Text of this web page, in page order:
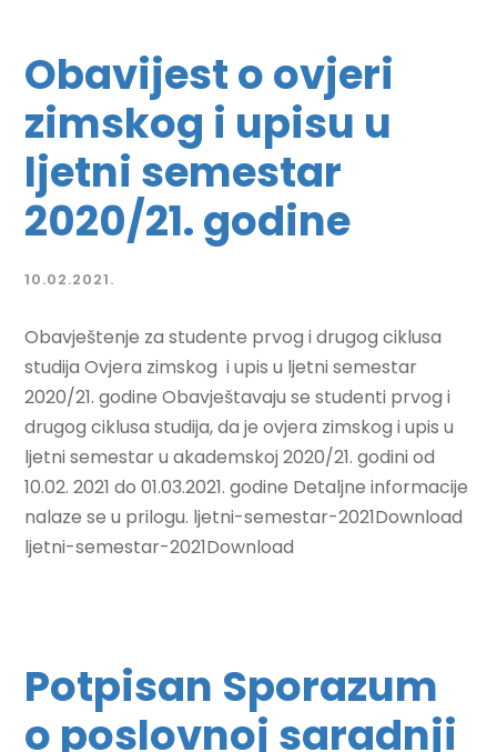
Obavijest o ovjeri
zimskog i upisu u
ljetni semestar
2020/21. godine
10.02.2021.
Obavještenje za studente prvog i drugog ciklusa
studija Ovjera zimskog i upis u ljetni semestar
2020/21. godine Obavještavaju se studenti prvog i
drugog ciklusa studija, da je ovjera zimskog i upis u
ljetni semestar u akademskoj 2020/21. godini od
10.02. 2021 do 01.03.2021. godine Detaljne informacije
nalaze se u prilogu. ljetni-semestar-2021Download
ljetni-semestar-2021Download
Potpisan Sporazum
o poslovnoj saradnji